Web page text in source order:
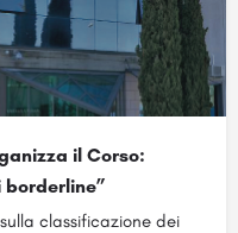
il Corso:
borderline”
classificazione dei